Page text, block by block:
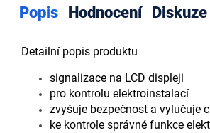
Popis Hodnocení Diskuze
Detailní popis produktu
signalizace na LCD displeji
pro kontrolu elektroinstalací
zvyšuje bezpečnost a vylučuje
ke kontrole správné funkce